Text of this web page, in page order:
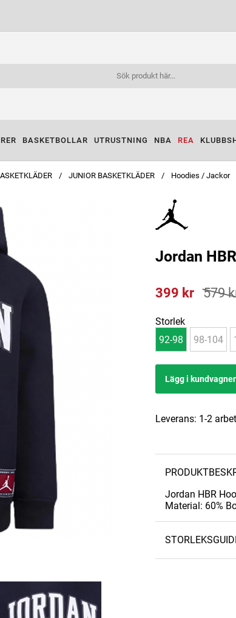
BASKETBOLLAR UTRUSTNING NBA REA
JUNIOR BASKETKLÄDER Hoodies / Jackor
Jordan
579
399 kr
Storlek
92-98
98-104
Lägg i
Leverans: 1-2
Jordan HBR
Material: 60%